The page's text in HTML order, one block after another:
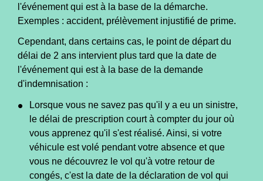
l'événement qui est à la base de la démarche.
Exemples : accident, prélèvement injustifié de prime.
Cependant, dans certains cas, le point de départ du
délai de 2 ans intervient plus tard que la date de
l'événement qui est à la base de la demande
d'indemnisation :
Lorsque vous ne savez pas qu'il y a eu un sinistre,
le délai de prescription court à compter du jour où
vous apprenez qu'il s'est réalisé. Ainsi, si votre
véhicule est volé pendant votre absence et que
vous ne découvrez le vol qu'à votre retour de
congés, c'est la date de la déclaration de vol qui